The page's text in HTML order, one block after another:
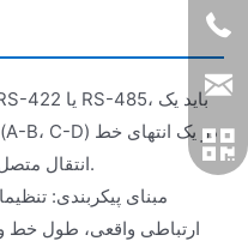
انتقال متصل شود تا مقاومت ترمینال وصل گردد.
مبنای پیکربندی:
ارتباطی واقعی، طول خط